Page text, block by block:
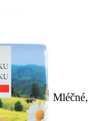
Mléčné,